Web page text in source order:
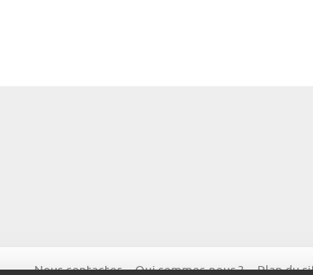
Nous contacter Qui sommes-nous ? Plan du